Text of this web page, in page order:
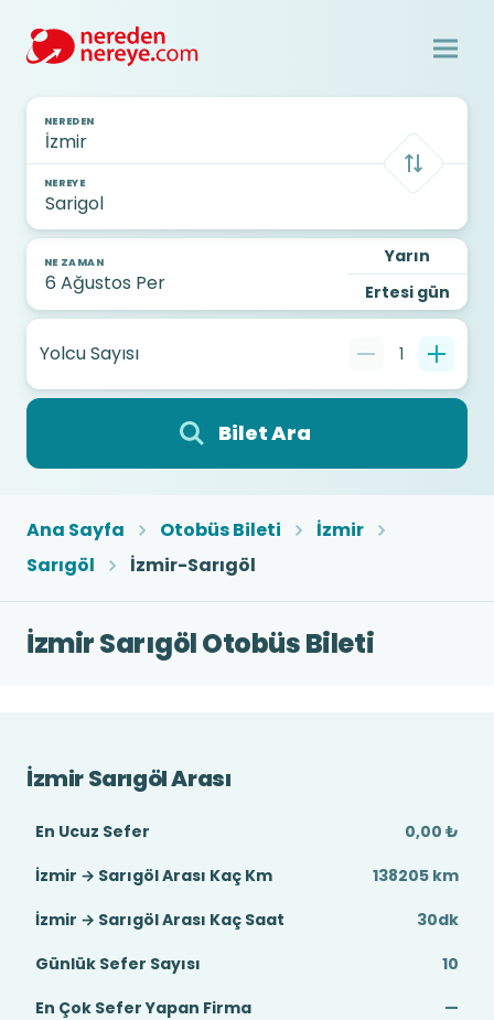
NEREDEN
NEREYE
NE ZAMAN
Yarın
Ertesi gün
Yolcu Sayısı 1
Bilet Ara
Ana Sayfa Otobüs Bileti
İzmir
Sarıgöl
İzmir-Sarıgöl
İzmir Sarıgöl Otobüs Bileti
İzmir Sarıgöl Arası
En Ucuz Sefer
0,00 ₺
İzmir → Sarıgöl Arası Kaç Km
138205 km
İzmir → Sarıgöl Arası Kaç Saat
30dk
Günlük Sefer Sayısı
10
En Çok Sefer Yapan Firma
—